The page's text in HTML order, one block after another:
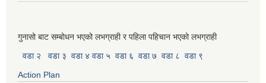
गुनासो बाट सम्बोधन भएको लभग्राही र पहिला पहिचान भएको लभग्राही
वडा २
वडा ३ वडा ४ वडा ५ वडा ६ वडा ७ वडा ८ वडा ९
Action Plan